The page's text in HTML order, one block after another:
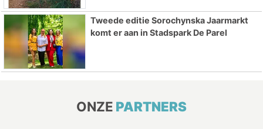
Tweede editie Sorochynska Jaarmarkt
komt er aan in Stadspark De Parel
ONZE PARTNERS